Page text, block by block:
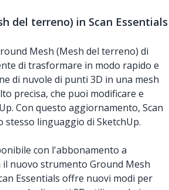
del terreno) in Scan Essentials
Mesh (Mesh del terreno) di
di trasformare in modo rapido e
di nuvole di punti 3D in una mesh
precisa, che puoi modificare e
Con questo aggiornamento, Scan
stesso linguaggio di SketchUp.
con l'abbonamento a
il nuovo strumento Ground Mesh
Essentials offre nuovi modi per